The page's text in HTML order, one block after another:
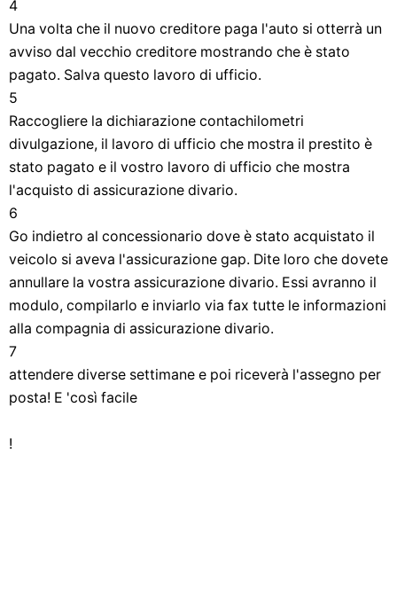
4
Una volta che il nuovo creditore paga l'auto si otterrà un
avviso dal vecchio creditore mostrando che è stato
pagato. Salva questo lavoro di ufficio.
5
Raccogliere la dichiarazione contachilometri
divulgazione, il lavoro di ufficio che mostra il prestito è
stato pagato e il vostro lavoro di ufficio che mostra
l'acquisto di assicurazione divario.
6
Go indietro al concessionario dove è stato acquistato il
veicolo si aveva l'assicurazione gap. Dite loro che dovete
annullare la vostra assicurazione divario. Essi avranno il
modulo, compilarlo e inviarlo via fax tutte le informazioni
alla compagnia di assicurazione divario.
7
attendere diverse settimane e poi riceverà l'assegno per
posta! E 'così facile
!